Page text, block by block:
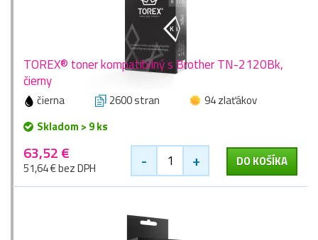
TOREX® toner kompatibilný s Brother TN-2120Bk,
čierny
čierna 2600 stran
94 zlaťákov
Skladom > 9 ks
63,52 €
51,64 € bez DPH - + DO KOŠÍKA